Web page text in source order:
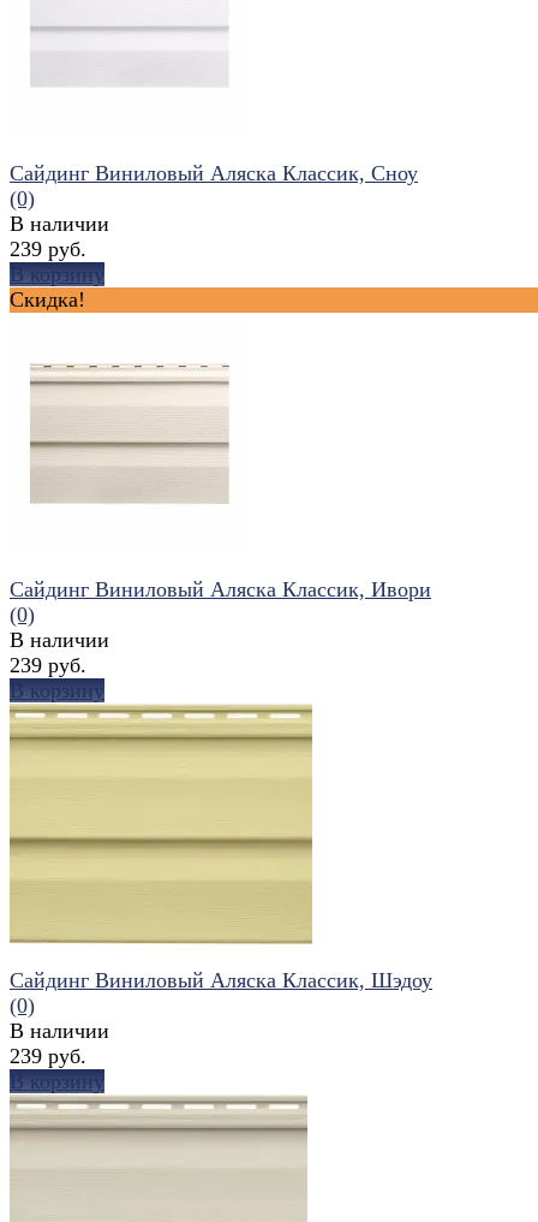
Сайдинг Виниловый Аляска Классик, Сноу
(0)
В наличии
239 руб.
В корзину
Скидка!
Сайдинг Виниловый Аляска Классик, Ивори
(0)
В наличии
239 руб.
В корзину
Сайдинг Виниловый Аляска Классик, Шэдоу
(0)
В наличии
239 руб.
В корзину